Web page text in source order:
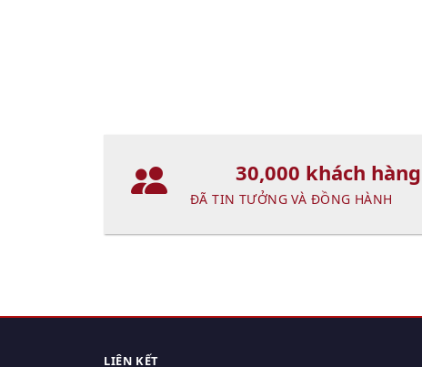
30,000 khách hàng
ĐÃ TIN TƯỞNG VÀ ĐỒNG HÀNH
LIÊN KẾT